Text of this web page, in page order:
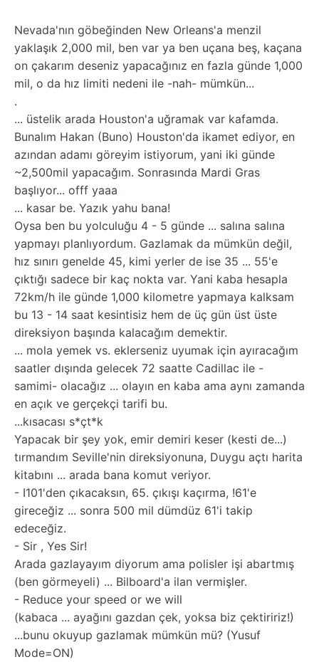
Nevada'nın göbeğinden New Orleans'a menzil
yaklaşık 2,000 mil, ben var ya ben uçana beş, kaçana
on çakarım deseniz yapacağınız en fazla günde 1,000
mil, o da hız limiti nedeni ile -nah- mümkün...
.
... üstelik arada Houston'a uğramak var kafamda.
Bunalım Hakan (Buno) Houston'da ikamet ediyor, en
azından adamı göreyim istiyorum, yani iki günde
~2,500mil yapacağım. Sonrasında Mardi Gras
başlıyor... offf yaaa
... kasar be. Yazık yahu bana!
Oysa ben bu yolculuğu 4 - 5 günde ... salına salına
yapmayı planlıyordum. Gazlamak da mümkün değil,
hız sınırı genelde 45, kimi yerler de ise 35 ... 55'e
çıktığı sadece bir kaç nokta var. Yani kaba hesapla
72km/h ile günde 1,000 kilometre yapmaya kalksam
bu 13 - 14 saat kesintisiz hem de üç gün üst üste
direksiyon başında kalacağım demektir.
... mola yemek vs. eklerseniz uyumak için ayıracağım
saatler dışında gelecek 72 saatte Cadillac ile -
samimi- olacağız ... olayın en kaba ama aynı zamanda
en açık ve gerçekçi tarifi bu.
...kısacası s*çt*k
Yapacak bir şey yok, emir demiri keser (kesti de...)
tırmandım Seville'nin direksiyonuna, Duygu açtı harita
kitabını ... arada bana komut veriyor.
- I101'den çıkacaksın, 65. çıkışı kaçırma, !61'e
gireceğiz ... sonra 500 mil dümdüz 61'i takip
edeceğiz.
- Sir , Yes Sir!
Arada gazlayayım diyorum ama polisler işi abartmış
(ben görmeyeli) ... Bilboard'a ilan vermişler.
- Reduce your speed or we will
(kabaca ... ayağını gazdan çek, yoksa biz çektiririz!)
...bunu okuyup gazlamak mümkün mü? (Yusuf
Mode=ON)